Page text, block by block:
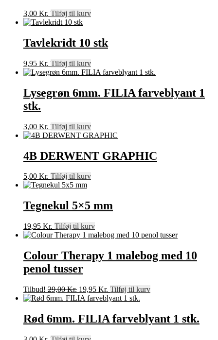
3,00 Kr. Tilføj til kurv
Tavlekridt 10 stk
9,95 Kr. Tilføj til kurv
Lysegrøn 6mm. FILIA farveblyant 1
stk.
3,00 Kr. Tilføj til kurv
4B DERWENT GRAPHIC
5,00 Kr. Tilføj til kurv
Tegnekul 5×5 mm
19,95 Kr. Tilføj til kurv
Colour Therapy 1 malebog med 10
penol tusser
Tilbud! 29,00Kr. Den
oprindelige
var:
29,00 Kr..
19,95 Kr. Den
aktuelle
er:
19,95 Kr..
Tilføj til kurv
Rød 6mm. FILIA farveblyant 1 stk.